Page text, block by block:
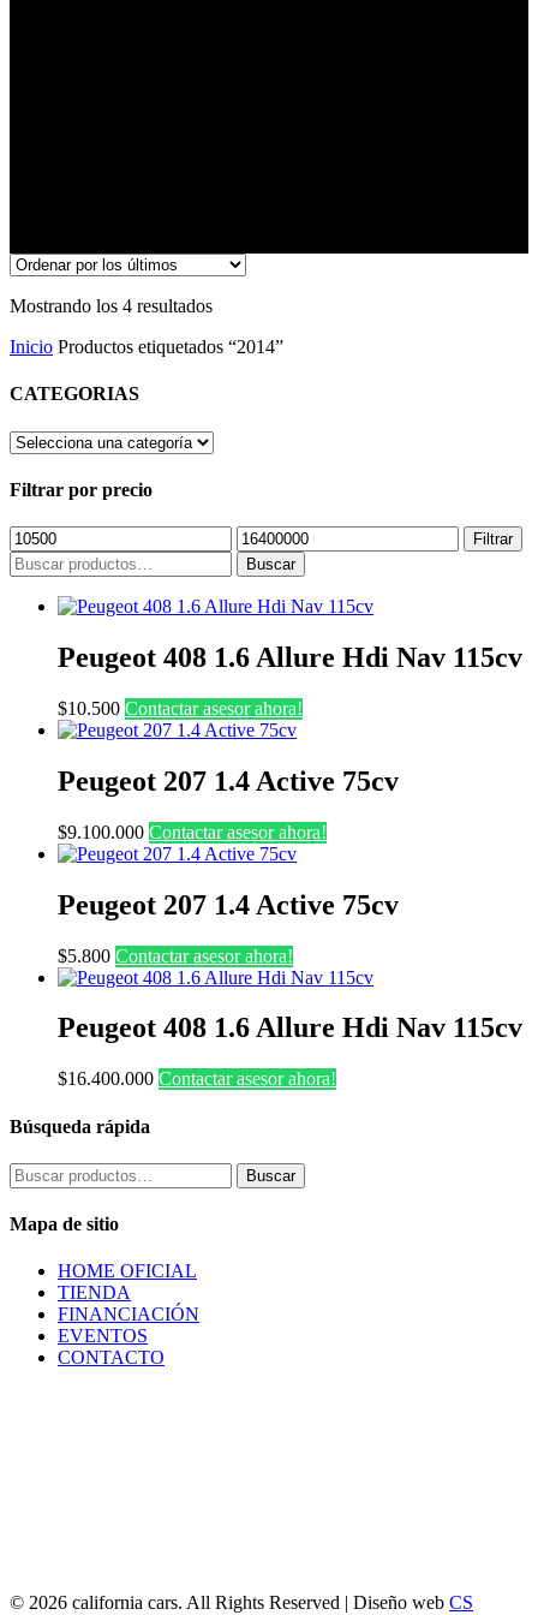
Mostrando los 4 resultadosOrdenado
los
Inicio Productos etiquetados “2014”
CATEGORIAS
Filtrar por precio
Precio
mínimo
Precio
máximo
Filtrar
Buscar
por:
Buscar
Peugeot 408 1.6 Allure Hdi Nav 115cv
$10.500 Contactar asesor ahora!
Peugeot 207 1.4 Active 75cv
$9.100.000 Contactar asesor ahora!
Peugeot 207 1.4 Active 75cv
$5.800 Contactar asesor ahora!
Peugeot 408 1.6 Allure Hdi Nav 115cv
$16.400.000 Contactar asesor ahora!
Búsqueda rápida
Buscar
por:
Buscar
Mapa de sitio
HOME OFICIAL
TIENDA
FINANCIACIÓN
EVENTOS
CONTACTO
© 2026 california cars. All Rights Reserved | Diseño web CS